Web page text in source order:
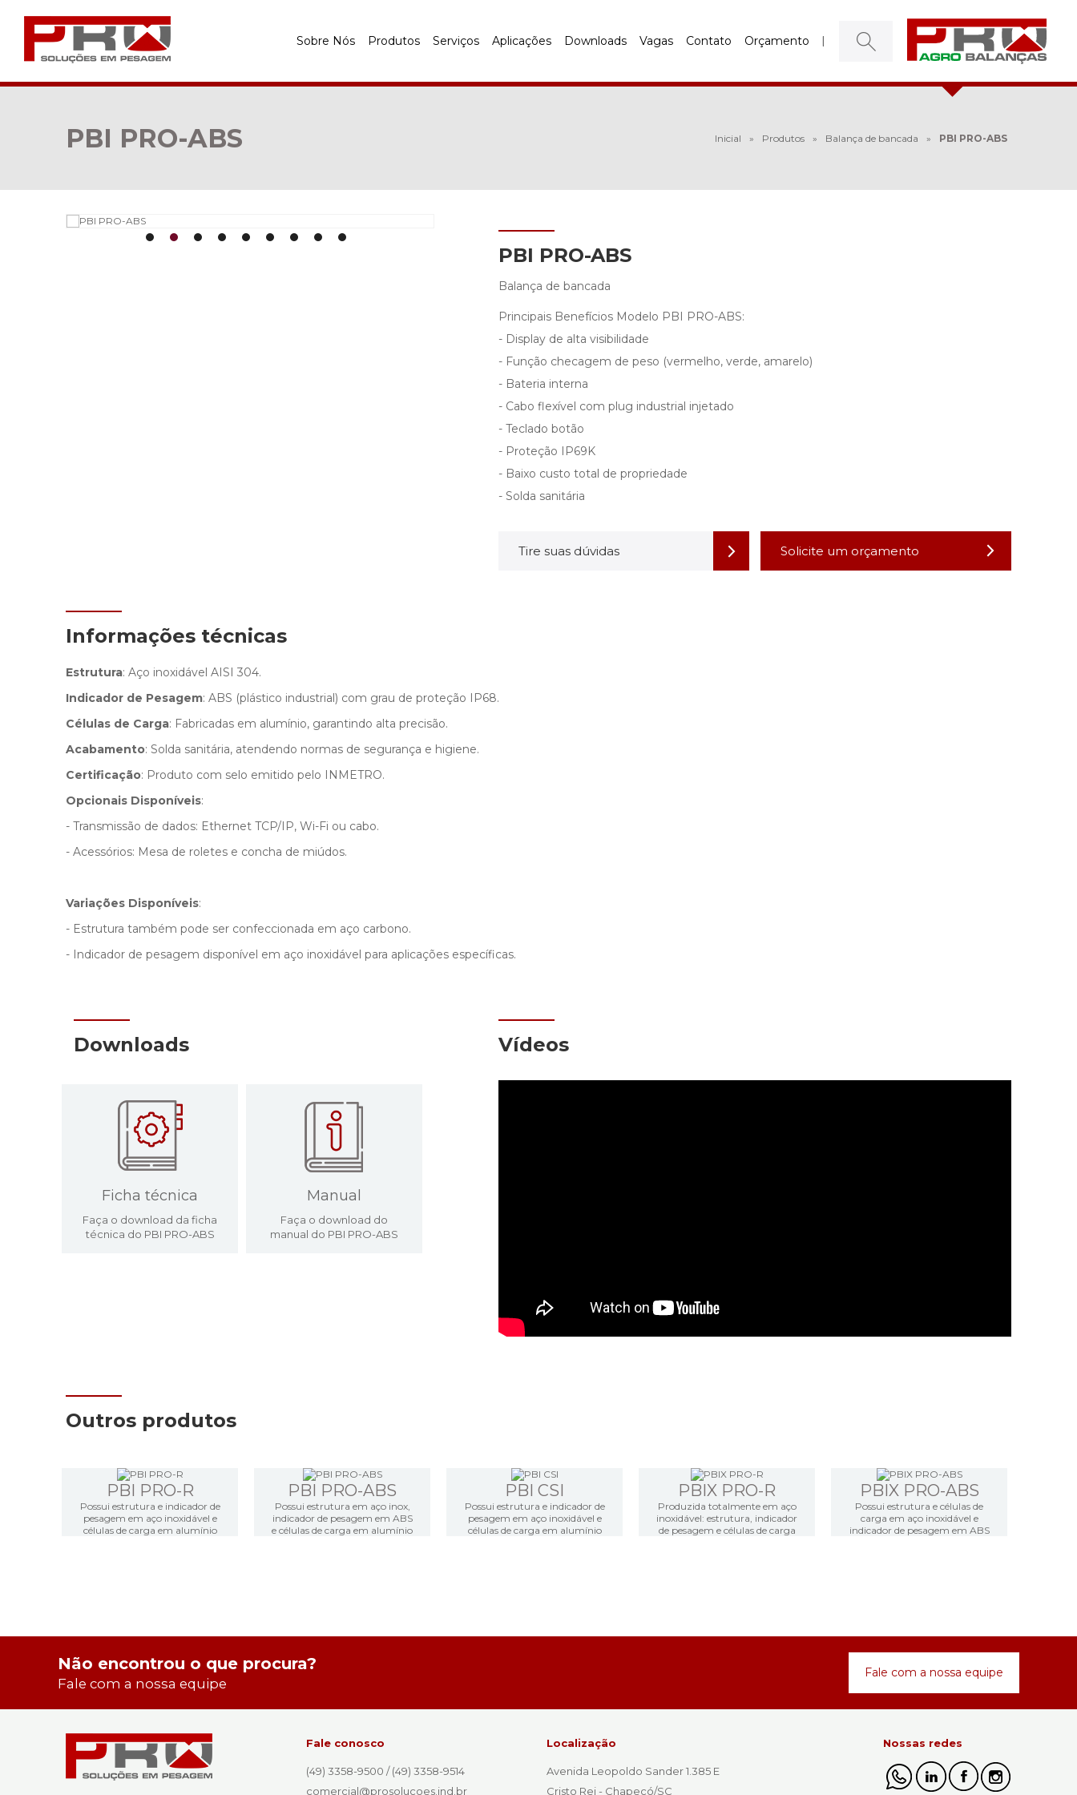
Sobre Nós Produtos Serviços Aplicações Downloads Vagas Contato Orçamento
PBI PRO-ABS Inicial » Produtos » Balança de bancada » PBI PRO-ABS
PBI PRO-ABS
Balança de bancada
Principais Benefícios Modelo PBI PRO-ABS:
- Display de alta visibilidade
- Função checagem de peso (vermelho, verde, amarelo)
- Bateria interna
- Cabo flexível com plug industrial injetado
- Teclado botão
- Proteção IP69K
- Baixo custo total de propriedade
- Solda sanitária
Tire suas dúvidas Solicite um orçamento
Informações técnicas
Estrutura: Aço inoxidável AISI 304.
Indicador de Pesagem: ABS (plástico industrial) com grau de proteção IP68.
Células de Carga: Fabricadas em alumínio, garantindo alta precisão.
Acabamento: Solda sanitária, atendendo normas de segurança e higiene.
Certificação: Produto com selo emitido pelo INMETRO.
Opcionais Disponíveis:
- Transmissão de dados: Ethernet TCP/IP, Wi-Fi ou cabo.
- Acessórios: Mesa de roletes e concha de miúdos.
Variações Disponíveis:
- Estrutura também pode ser confeccionada em aço carbono.
- Indicador de pesagem disponível em aço inoxidável para aplicações específicas.
Downloads
Ficha técnica
Faça o download da ficha
técnica do PBI PRO-ABS
Manual
Faça o download do
manual do PBI PRO-ABS
Vídeos
Outros produtos
PBI PRO-R
Possui estrutura e indicador de
pesagem em aço inoxidável e
células de carga em alumínio
PBI PRO-ABS
Possui estrutura em aço inox,
indicador de pesagem em ABS
e células de carga em alumínio
PBI CSI
Possui estrutura e indicador de
pesagem em aço inoxidável e
células de carga em alumínio
PBIX PRO-R
Produzida totalmente em aço
inoxidável: estrutura, indicador
de pesagem e células de carga
PBIX PRO-ABS
Possui estrutura e células de
carga em aço inoxidável e
indicador de pesagem em ABS
Não encontrou o que procura?
Fale com a nossa equipe
Fale com a nossa equipe
Fale conosco
(49) 3358-9500 / (49) 3358-9514
comercial@prosolucoes.ind.br
Localização
Avenida Leopoldo Sander 1.385 E
Cristo Rei - Chapecó/SC
Nossas redes